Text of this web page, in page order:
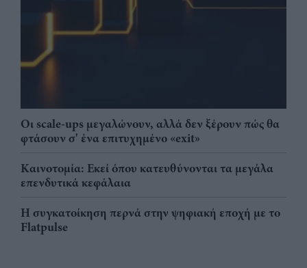
Οι scale-ups μεγαλώνουν, αλλά δεν ξέρουν πώς θα
φτάσουν σ' ένα επιτυχημένο «exit»
Καινοτομία: Εκεί όπου κατευθύνονται τα μεγάλα
επενδυτικά κεφάλαια
Η συγκατοίκηση περνά στην ψηφιακή εποχή με το
Flatpulse